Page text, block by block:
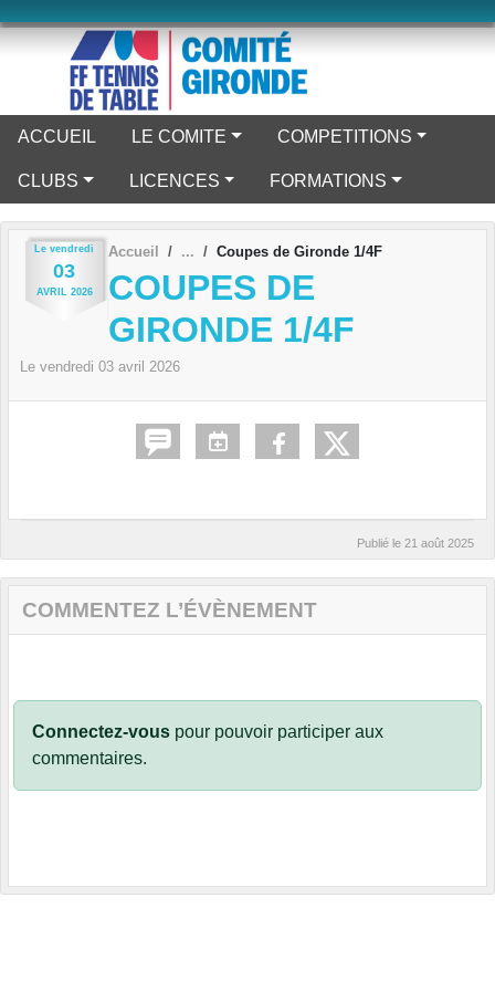
ACCUEIL LE COMITE COMPETITIONS
CLUBS LICENCES FORMATIONS
Le vendredi
03
AVRIL 2026
Accueil Coupes de Gironde 1/4F
COUPES DE
GIRONDE 1/4F
Le vendredi 03 avril 2026
Publié le 21 août 2025
COMMENTEZ L’ÉVÈNEMENT
Connectez-vous pour pouvoir participer aux
commentaires.